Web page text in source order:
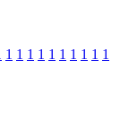
1 1 1 1 1 1 1 1 1 1